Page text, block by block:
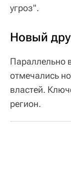
угроз".
Новый
Параллельно
отмечались
властей.
регион.